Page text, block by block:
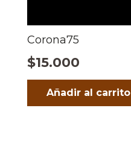
Corona75
$15.000
Añadir al carrito